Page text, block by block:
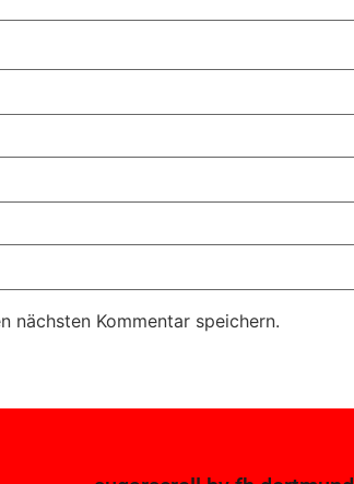
nächsten Kommentar speichern.